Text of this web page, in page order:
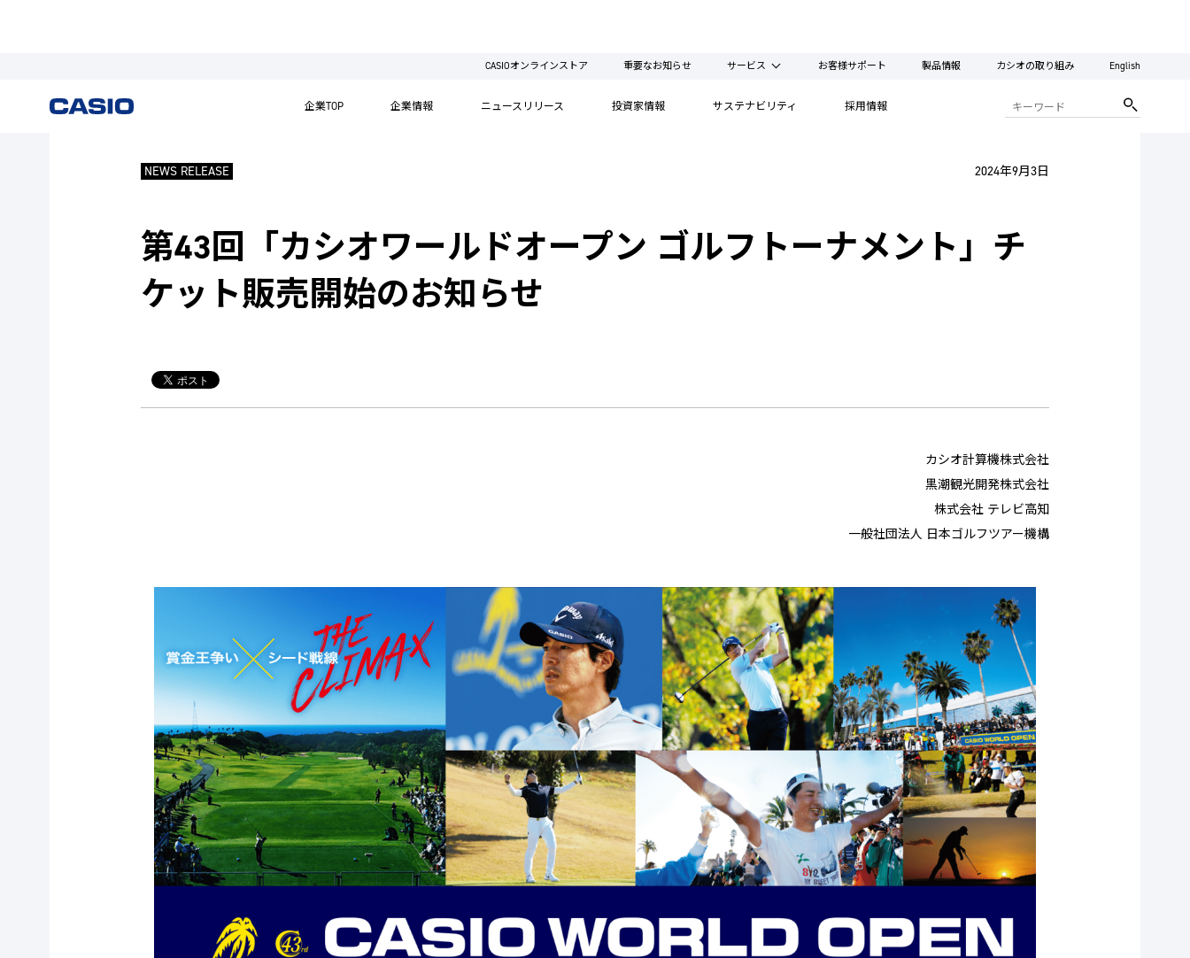
CASIOオンラインストア 重要なお知らせ サービス お客様サポート 製品情報 カシオの取り組み English
企業TOP 企業情報 ニュースリリース 投資家情報 サステナビリティ 採用情報
NEWS RELEASE 2024年9月3日
第43回「カシオワールドオープン ゴルフトーナメント」チ
ケット販売開始のお知らせ
カシオ計算機株式会社
黒潮観光開発株式会社
株式会社 テレビ高知
一般社団法人 日本ゴルフツアー機構